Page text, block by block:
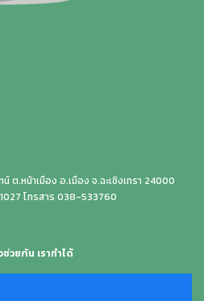
ต.หน้าเมือง อ.เมือง จ.ฉะเชิงเทรา 24000
โทรสาร 038-533760
วยกัน เราทำได้